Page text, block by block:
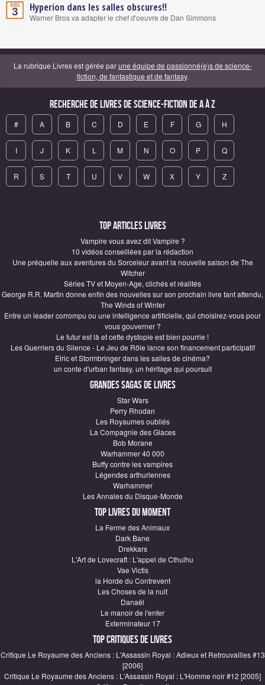
Avril
3 Hyperion dans les salles obscures!!
Warner Bros va adapter le chef d'oeuvre de Dan Simmons
La rubrique Livres est gérée parune équipe de passionné(e)s de science-
fiction, de fantastique et de fantasy.
Recherche de Livres de science-fiction de A à Z
# A B C D E F G H
I J K L M N O P Q
R S T U V W X Y Z
Top articles Livres
Vampire vous avez dit Vampire ?
10 vidéos conseillées par la rédaction
Une préquelle aux aventures du Sorceleur avant la nouvelle saison de The
Witcher
Séries TV et Moyen-Age, clichés et réalités
George R.R. Martin donne enfin des nouvelles sur son prochain livre tant attendu,
The Winds of Winter
Entre un leader corrompu ou une intelligence artificielle, qui choisirez-vous pour
vous gouverner ?
Le futur est là et cette dystopie est bien pourrie !
Les Guerriers du Silence - Le Jeu de Rôle lance son financement participatif
Elric et Stormbringer dans les salles de cinéma?
un conte d'urban fantasy, un héritage qui poursuit
Grandes sagas de Livres
Star Wars
Perry Rhodan
Les Royaumes oubliés
La Compagnie des Glaces
Bob Morane
Warhammer 40 000
Buffy contre les vampires
Légendes arthuriennes
Warhammer
Les Annales du Disque-Monde
Top Livres du moment
La Ferme des Animaux
Dark Bane
Drekkars
L'Art de Lovecraft : L'appel de Cthulhu
Vae Victis
la Horde du Contrevent
Les Choses de la nuit
Danaël
Le manoir de l'enfer
Exterminateur 17
Top critiques de Livres
Critique Le Royaume des Anciens : L'Assassin Royal : Adieux et Retrouvailles #13
[2006]
Critique Le Royaume des Anciens : L'Assassin Royal : L'Homme noir #12 [2005]